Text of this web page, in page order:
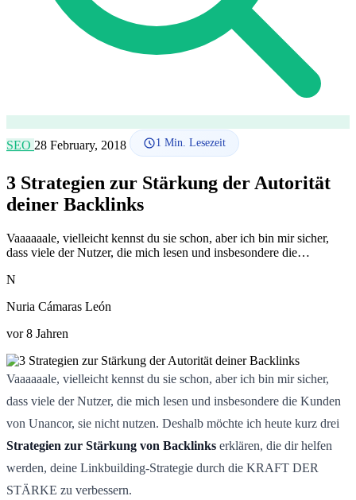
SEO 28 February, 2018 1 Min. Lesezeit
3 Strategien zur Stärkung der Autorität
deiner Backlinks
Vaaaaaale, vielleicht kennst du sie schon, aber ich bin mir sicher,
dass viele der Nutzer, die mich lesen und insbesondere die…
N
Nuria Cámaras León
vor 8 Jahren
Vaaaaaale, vielleicht kennst du sie schon, aber ich bin mir sicher,
dass viele der Nutzer, die mich lesen und insbesondere die Kunden
von Unancor, sie nicht nutzen. Deshalb möchte ich heute kurz drei
Strategien zur Stärkung von Backlinks erklären, die dir helfen
werden, deine Linkbuilding-Strategie durch die KRAFT DER
STÄRKE zu verbessern.